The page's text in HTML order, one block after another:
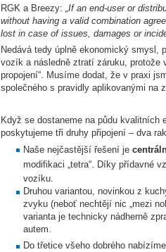
RGK a Breezy: „If an end-user or
without having a valid combination
lost in case of issues, damages or
Nedává tedy úplně ekonomický smysl,
vozík a následně ztratí záruku, protože
propojení“. Musíme dodat, že v praxi
společného s pravidly aplikovanými na
Když se dostaneme na půdu kvalitních
poskytujeme tři druhy připojení – dva
Naše nejčastější řešení je
modifikaci „tetra“. Díky přídavné
vozíku.
Druhou variantou, novinkou z
zvyku (neboť nechtějí nic „mezi
varianta je technicky nádherně
autem.
Do třetice všeho dobrého